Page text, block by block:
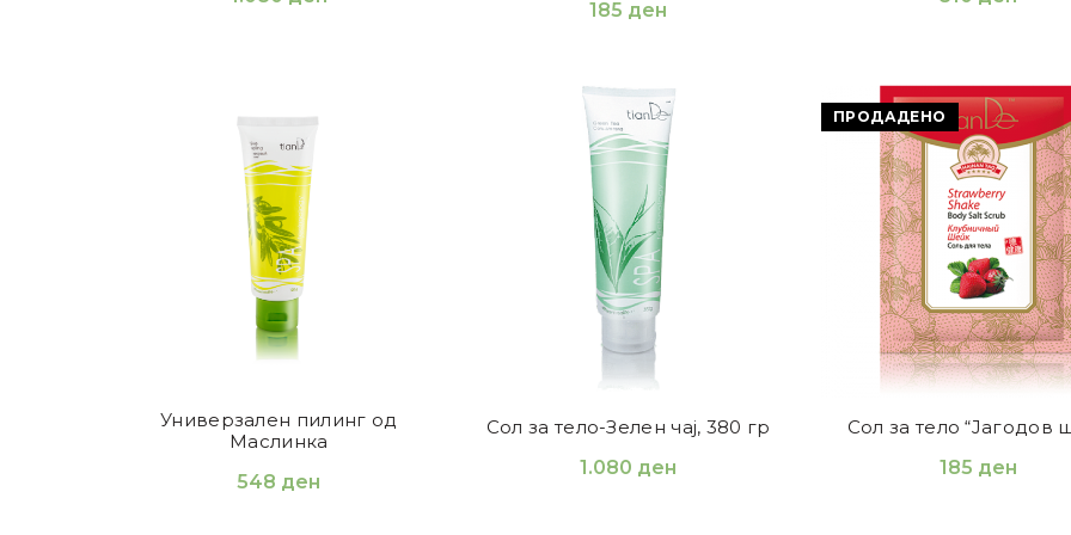
185 ден
Универзален пилинг од
Маслинка
548 ден
Сол за тело-Зелен чај, 380 гр
1.080 ден
ПРОДАДЕНО
Сол за тело “Јагодов
185 ден